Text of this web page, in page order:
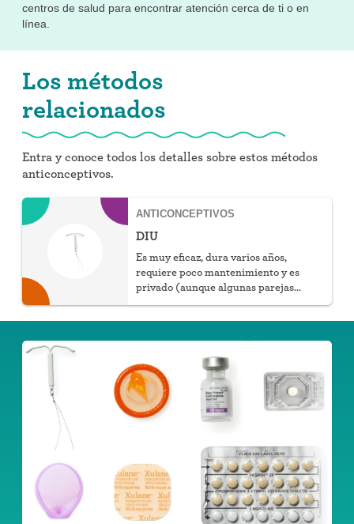
centros de salud para encontrar atención cerca de ti o en
línea.
Los métodos
relacionados
Entra y conoce todos los detalles sobre estos métodos
anticonceptivos.
ANTICONCEPTIVOS
DIU
Es muy eficaz, dura varios años,
requiere poco mantenimiento y es
privado (aunque algunas parejas